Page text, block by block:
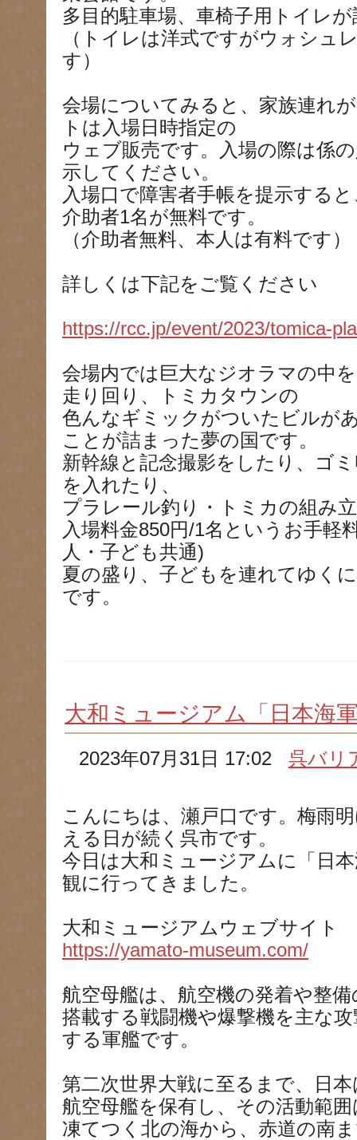
多目的駐車場、車椅子用トイレ
（トイレは洋式ですがウォシュ
す）
会場についてみると、家族連れ
トは入場日時指定の
ウェブ販売です。入場の際は係
示してください。
入場口で障害者手帳を提示する
介助者1名が無料です。
（介助者無料、本人は有料です）
詳しくは下記をご覧ください
https://rcc.jp/event/2023/tomica-
会場内では巨大なジオラマの中
走り回り、トミカタウンの
色んなギミックがついたビルが
ことが詰まった夢の国です。
新幹線と記念撮影をしたり、ゴ
を入れたり、
プラレール釣り・トミカの組み
入場料金850円/1名というお手軽
人・子ども共通)
夏の盛り、子どもを連れてゆく
です。
大和ミュージアム「日本海
2023年07月31日 17:02呉バリ
こんにちは、瀬戸口です。梅雨
える日が続く呉市です。
今日は大和ミュージアムに「日
観に行ってきました。
大和ミュージアムウェブサイト
https://yamato-museum.com/
航空母艦は、航空機の発着や整
搭載する戦闘機や爆撃機を主な
する軍艦です。
第二次世界大戦に至るまで、日
航空母艦を保有し、その活動範囲
凍てつく北の海から、赤道の南